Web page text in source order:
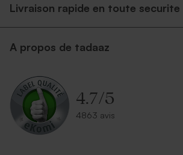
Livraison rapide en toute securite
A propos de tadaaz
4.7/5
4863 avis